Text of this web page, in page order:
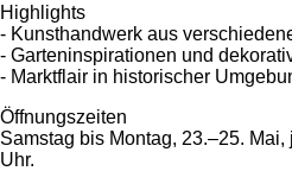
Highlights
- Kunsthandwerk aus
- Garteninspirationen und
- Marktflair in historischer
Öffnungszeiten
Samstag bis Montag, 23.–25.
Uhr.